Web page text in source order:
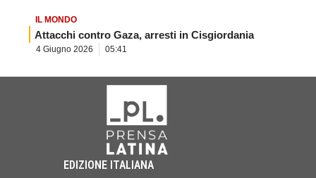
IL MONDO
Attacchi contro Gaza, arresti in Cisgiordania
4 Giugno 2026 05:41
EDIZIONE ITALIANA